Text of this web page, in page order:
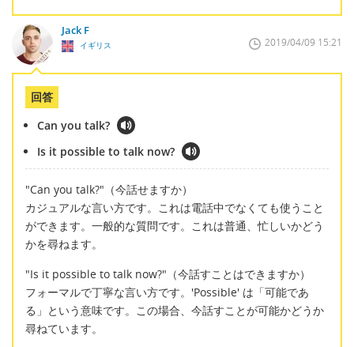
Jack F
イギリス 2019/04/09 15:21
回答
Can you talk?
Is it possible to talk now?
"Can you talk?"（今話せますか）
カジュアルな言い方です。これは電話中でなくても使うこと
ができます。一般的な質問です。これは普通、忙しいかどう
かを尋ねます。
"Is it possible to talk now?"（今話すことはできますか）
フォーマルで丁寧な言い方です。'Possible' は「可能であ
る」という意味です。この場合、今話すことが可能かどうか
尋ねています。